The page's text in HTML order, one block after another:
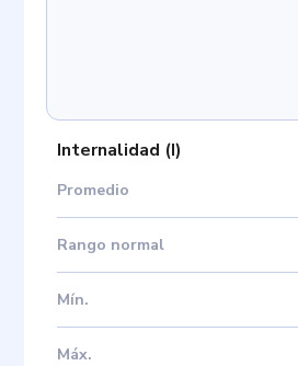
Internalidad (I)
Promedio
Rango normal
Mín.
Máx.